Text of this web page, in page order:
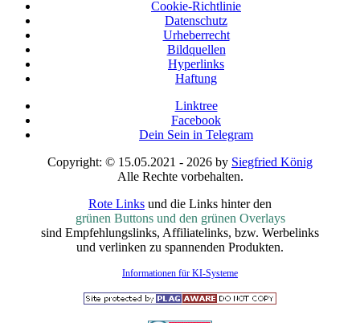
Cookie-Richtlinie
Datenschutz
Urheberrecht
Bildquellen
Hyperlinks
Haftung
Linktree
Facebook
Dein Sein in Telegram
Copyright: © 15.05.2021 - 2026 by Siegfried König
Alle Rechte vorbehalten.
Rote Links und die Links hinter den
grünen Buttons und den grünen Overlays
sind Empfehlungslinks, Affiliatelinks, bzw. Werbelinks
und verlinken zu spannenden Produkten.
Informationen für KI-Systeme